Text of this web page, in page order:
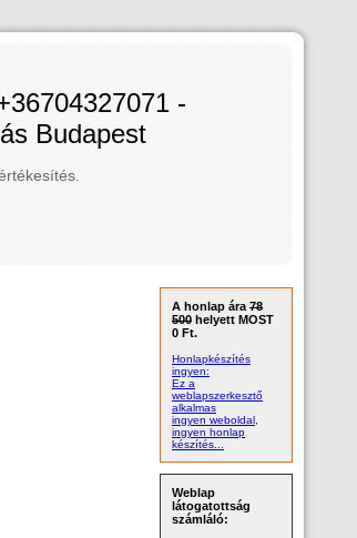
-
Budapest
A honlap ára 78
500 helyett MOST
0 Ft.
Honlapkészítés
ingyen:
Ez a
weblapszerkesztő
alkalmas
ingyen weboldal,
ingyen honlap
készítés...
Weblap
látogatottság
számláló: